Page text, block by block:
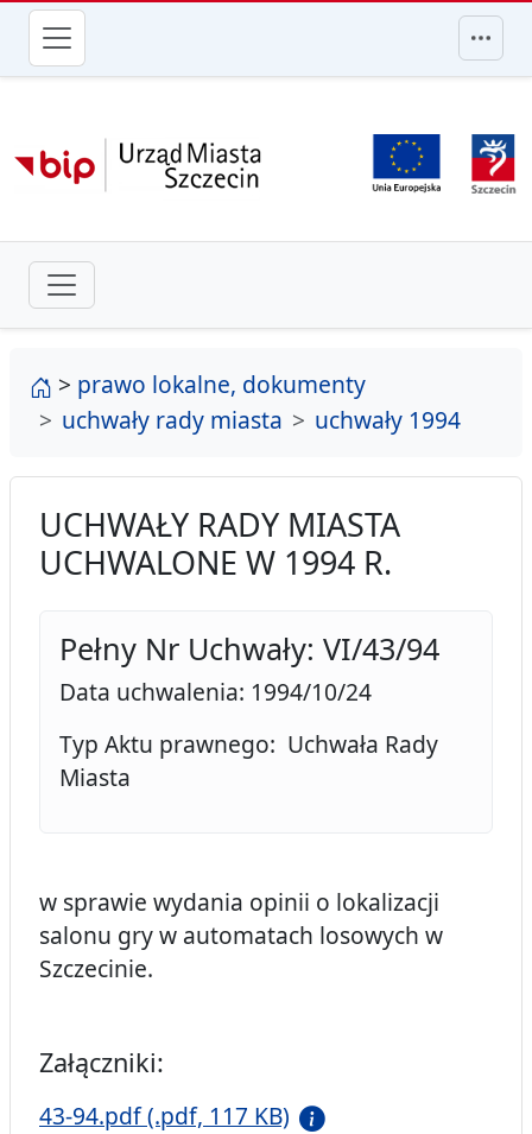
przejdź do głównego menu
strona główna
> prawo lokalne, dokumenty
uchwały rady miasta
uchwały 1994
UCHWAŁY RADY MIASTA
UCHWALONE W 1994 R.
Pełny Nr Uchwały: VI/43/94
Data uchwalenia: 1994/10/24
Typ Aktu prawnego: Uchwała Rady
Miasta
w sprawie wydania opinii o lokalizacji
salonu gry w automatach losowych w
Szczecinie.
Załączniki:
43-94.pdf (.pdf, 117 KB)